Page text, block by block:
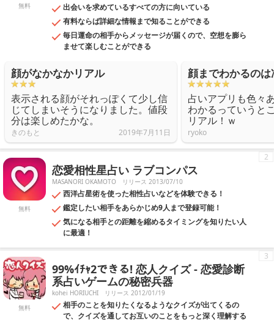
無料
出会いを求めているすべての方に向いている
有料ならば詳細な情報まで知ることができる
毎日運命の相手からメッセージが届くので、空想を膨ら
ませて楽しむことができる
顔がなかなかリアル
表示される顔がそれっぽくて少し信
じてしまいそうになりました。値段
分は楽しめたかな。
きのもと 2019年7月11日
顔までわかるのは
占いアプリも色々
わかるっていうと
リアル！ｗ
ryoko
無料
恋愛相性星占い ラブコンパス
MASANORI OKAMOTO リリース 2013/07/10
西洋占星術を使った相性占いなどを体験できる！
鑑定したい相手をあらかじめ9人まで登録可能！
気になる相手との距離を縮めるタイミングを知りたい人
に最適！
2
無料
99%ｲﾁｬ2できる! 恋人クイズ - 恋愛診断
系占いゲームの秘密兵器
kohei HORIUCHI リリース 2012/01/19
相手のことを知りたくなるようなクイズが出てくるの
で、クイズを通してお互いのことをもっと深く理解する
3